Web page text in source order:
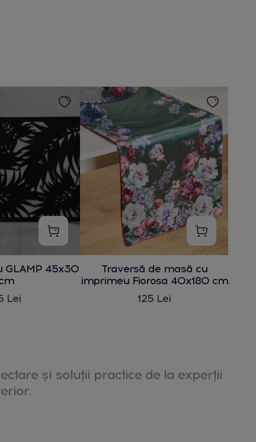
GLAMP 45x30
Lei
Traversă de masă cu
imprimeu Fiorosa 40x180 cm
125 Lei
și soluții practice de la experții